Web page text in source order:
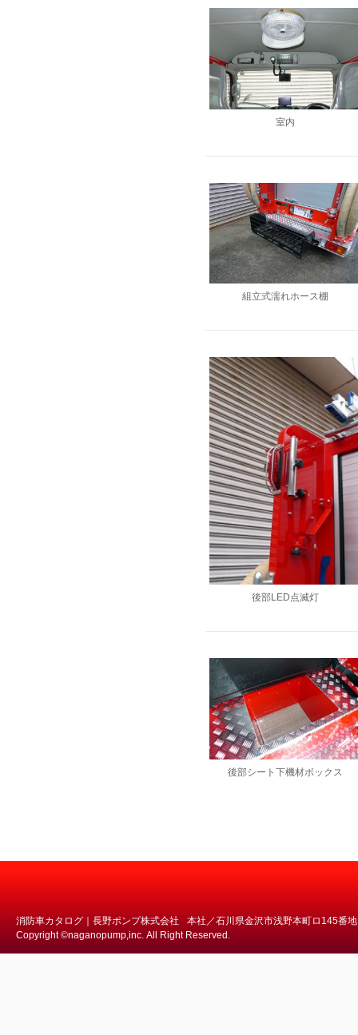
室内
組立式濡れホース棚
後部LED点滅灯
後部シート下機材ボックス
消防車カタログ｜長野ポンプ株式会社
本社／石川県金沢市浅野本町ロ145番地
Copyright ©naganopump,inc. All Right Reserved.